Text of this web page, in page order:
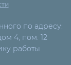
по адресу:
4, пом. 12
работы